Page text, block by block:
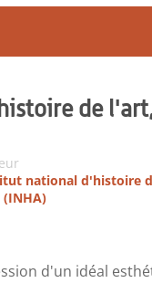
de
national d'histoire
d'un idéal